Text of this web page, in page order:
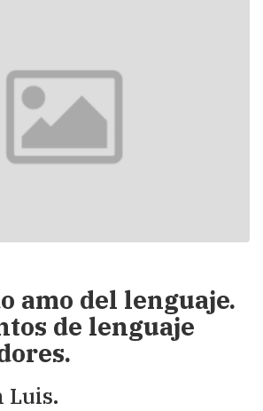
amo del lenguaje.
de lenguaje
Luis.